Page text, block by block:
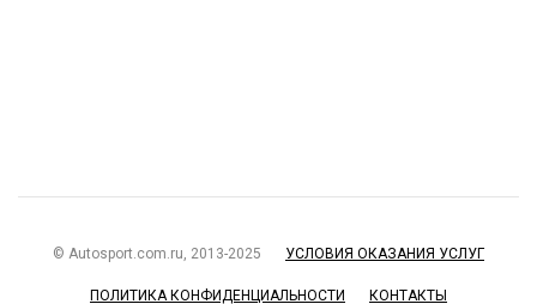
© Autosport.com.ru, 2013-2025 УСЛОВИЯ ОКАЗАНИЯ УСЛУГ
ПОЛИТИКА КОНФИДЕНЦИАЛЬНОСТИ КОНТАКТЫ